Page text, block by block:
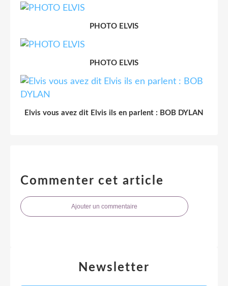
PHOTO ELVIS
PHOTO ELVIS
Elvis vous avez dit Elvis ils en parlent : BOB DYLAN
Commenter cet article
Ajouter un commentaire
Newsletter